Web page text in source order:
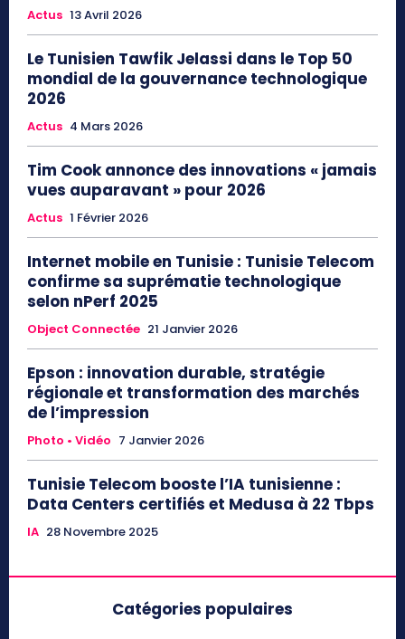
Actus 13 Avril 2026
Le Tunisien Tawfik Jelassi dans le Top 50
mondial de la gouvernance technologique
2026
Actus 4 Mars 2026
Tim Cook annonce des innovations « jamais
vues auparavant » pour 2026
Actus 1 Février 2026
Internet mobile en Tunisie : Tunisie Telecom
confirme sa suprématie technologique
selon nPerf 2025
Object Connectée 21 Janvier 2026
Epson : innovation durable, stratégie
régionale et transformation des marchés
de l’impression
Photo • Vidéo 7 Janvier 2026
Tunisie Telecom booste l’IA tunisienne :
Data Centers certifiés et Medusa à 22 Tbps
IA 28 Novembre 2025
Catégories populaires